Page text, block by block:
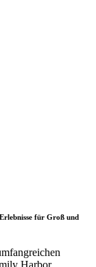
für Groß und